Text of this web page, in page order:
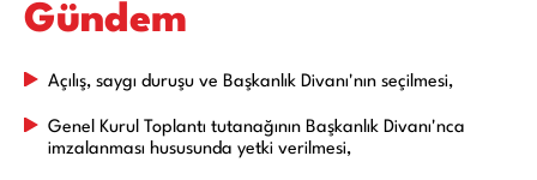
Gündem
Açılış, saygı duruşu ve Başkanlık Divanı'nın seçilmesi,
Genel Kurul Toplantı tutanağının Başkanlık Divanı'nca
imzalanması hususunda yetki verilmesi,